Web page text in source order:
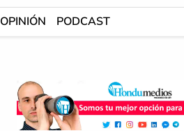
OPINIÓN PODCAST